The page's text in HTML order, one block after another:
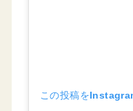
この投稿を